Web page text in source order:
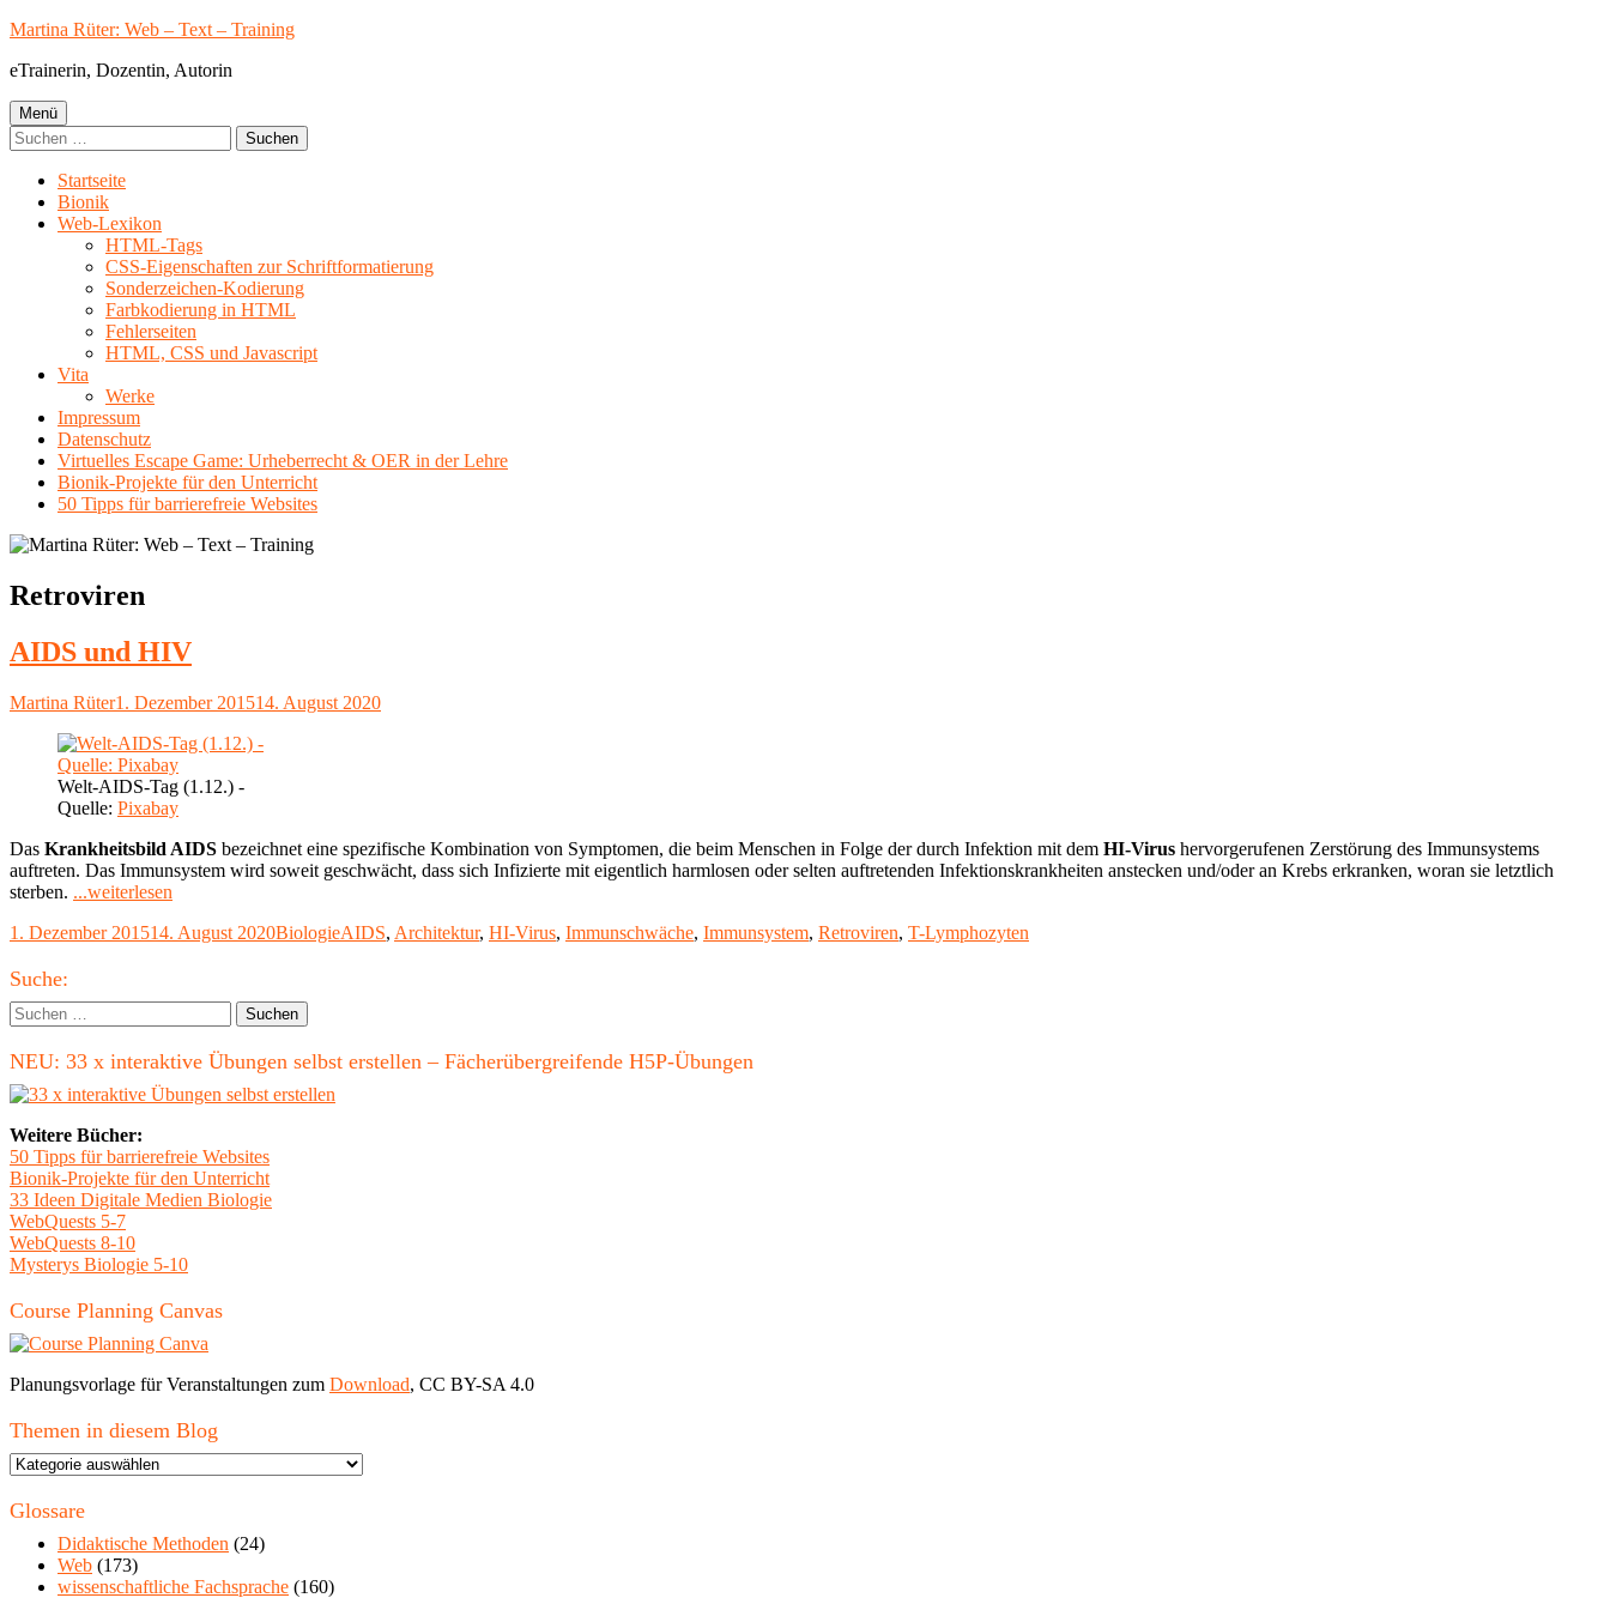
Springe
Inhalt
Martina Rüter: Web – Text – Training
eTrainerin, Dozentin, Autorin
Primäres
Menü
Menü
Suchen
nach:
Startseite
Bionik
Web-Lexikon
HTML-Tags
CSS-Eigenschaften zur Schriftformatierung
Sonderzeichen-Kodierung
Farbkodierung in HTML
Fehlerseiten
HTML, CSS und Javascript
Vita
Werke
Impressum
Datenschutz
Virtuelles Escape Game: Urheberrecht & OER in der Lehre
Bionik-Projekte für den Unterricht
50 Tipps für barrierefreie Websites
Schlagwort:
Retroviren
AIDS und HIV
Autor
Martina RüterVeröffentlicht
1. Dezember 201514. August 2020
Welt-AIDS-Tag (1.12.) -
Quelle: Pixabay
Das Krankheitsbild AIDS bezeichnet eine spezifische Kombination von Symptomen, die beim Menschen in Folge der durch Infektion mit dem HI-Virus hervorgerufenen Zerstörung des Immunsystems
auftreten. Das Immunsystem wird soweit geschwächt, dass sich Infizierte mit eigentlich harmlosen oder selten auftretenden Infektionskrankheiten anstecken und/oder an Krebs erkranken, woran sie letztlich
sterben. ...weiterlesen
HIV"
Veröffentlicht
1. Dezember 201514. August 2020Kategorien
BiologieSchlagwörter
AIDS, Architektur, HI-Virus, Immunschwäche, Immunsystem, Retroviren, T-Lymphozyten
Haupt-
Seitenleiste
Suche:
Suchen
nach:
NEU: 33 x interaktive Übungen selbst erstellen – Fächerübergreifende H5P-Übungen
Weitere Bücher:
50 Tipps für barrierefreie Websites
Bionik-Projekte für den Unterricht
33 Ideen Digitale Medien Biologie
WebQuests 5-7
WebQuests 8-10
Mysterys Biologie 5-10
Course Planning Canvas
Planungsvorlage für Veranstaltungen zum Download, CC BY-SA 4.0
Themen in diesem Blog
Themen
diesem
Glossare
Didaktische Methoden (24)
Web (173)
wissenschaftliche Fachsprache (160)